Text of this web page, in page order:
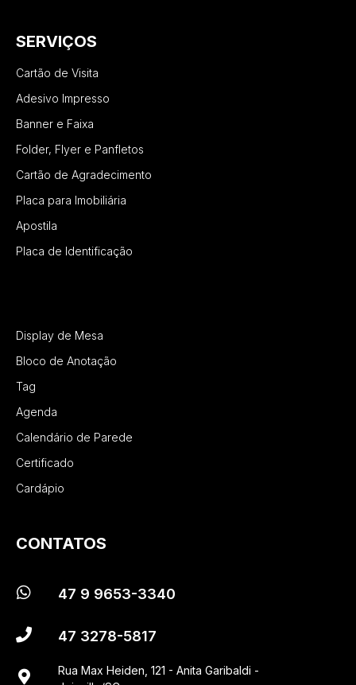
SERVIÇOS
Cartão de Visita
Adesivo Impresso
Banner e Faixa
Folder, Flyer e Panfletos
Cartão de Agradecimento
Placa para Imobiliária
Apostila
Placa de Identificação
Display de Mesa
Bloco de Anotação
Tag
Agenda
Calendário de Parede
Certificado
Cardápio
CONTATOS
47 9 9653-3340
47 3278-5817
Rua Max Heiden, 121 - Anita Garibaldi -